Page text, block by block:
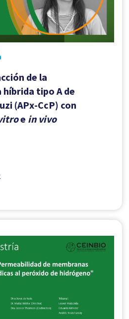
de la
tipo A de
(APx-CcP) con
e in vivo